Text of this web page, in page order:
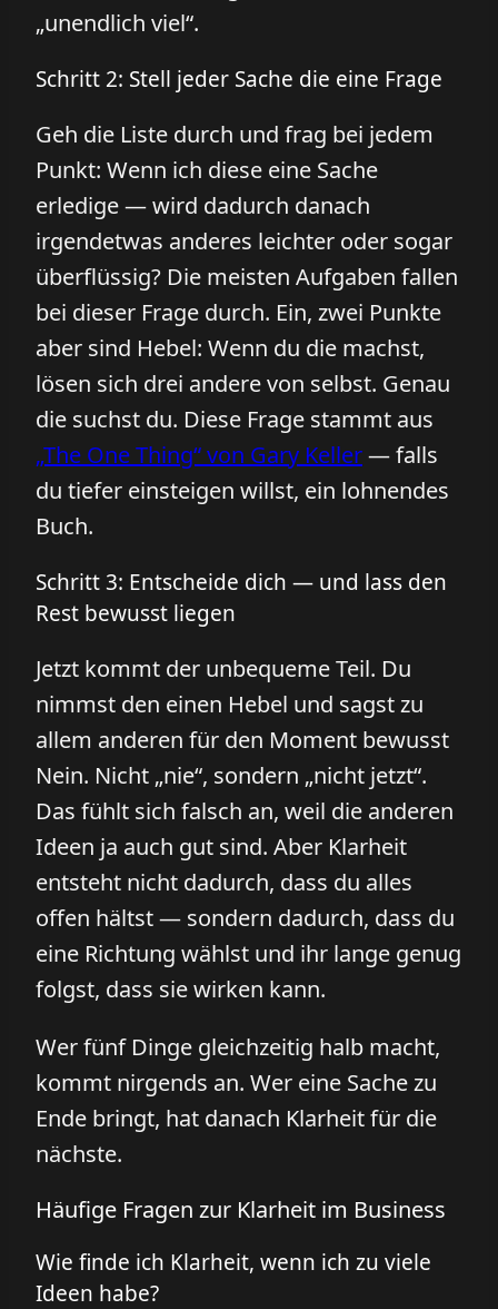
„unendlich viel“.
Schritt 2: Stell jeder Sache die eine Frage
Geh die Liste durch und frag bei jedem
Punkt: Wenn ich diese eine Sache
erledige — wird dadurch danach
irgendetwas anderes leichter oder sogar
überflüssig? Die meisten Aufgaben fallen
bei dieser Frage durch. Ein, zwei Punkte
aber sind Hebel: Wenn du die machst,
lösen sich drei andere von selbst. Genau
die suchst du. Diese Frage stammt aus
„The One Thing“ von Gary Keller— falls
du tiefer einsteigen willst, ein lohnendes
Buch.
Schritt 3: Entscheide dich — und lass den
Rest bewusst liegen
Jetzt kommt der unbequeme Teil. Du
nimmst den einen Hebel und sagst zu
allem anderen für den Moment bewusst
Nein. Nicht „nie“, sondern „nicht jetzt“.
Das fühlt sich falsch an, weil die anderen
Ideen ja auch gut sind. Aber Klarheit
entsteht nicht dadurch, dass du alles
offen hältst — sondern dadurch, dass du
eine Richtung wählst und ihr lange genug
folgst, dass sie wirken kann.
Wer fünf Dinge gleichzeitig halb macht,
kommt nirgends an. Wer eine Sache zu
Ende bringt, hat danach Klarheit für die
nächste.
Häufige Fragen zur Klarheit im Business
Wie finde ich Klarheit, wenn ich zu viele
Ideen habe?